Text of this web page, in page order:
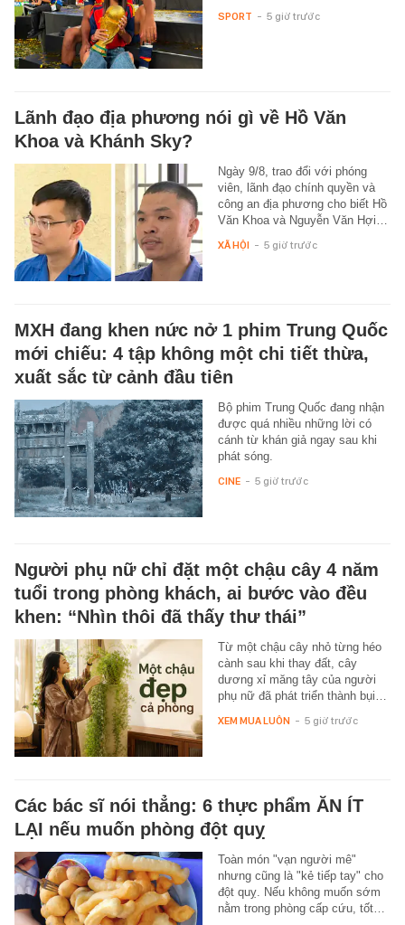
SPORT - 5 giờ trước
Lãnh đạo địa phương nói gì về Hồ Văn
Khoa và Khánh Sky?
Ngày 9/8, trao đổi với phóng
viên, lãnh đạo chính quyền và
công an địa phương cho biết Hồ
Văn Khoa và Nguyễn Văn Hợi…
XÃ HỘI - 5 giờ trước
MXH đang khen nức nở 1 phim Trung Quốc
mới chiếu: 4 tập không một chi tiết thừa,
xuất sắc từ cảnh đầu tiên
Bộ phim Trung Quốc đang nhận
được quá nhiều những lời có
cánh từ khán giả ngay sau khi
phát sóng.
CINE - 5 giờ trước
Người phụ nữ chỉ đặt một chậu cây 4 năm
tuổi trong phòng khách, ai bước vào đều
khen: “Nhìn thôi đã thấy thư thái”
Từ một chậu cây nhỏ từng héo
cành sau khi thay đất, cây
dương xỉ măng tây của người
phụ nữ đã phát triển thành bụi…
XEM MUA LUÔN - 5 giờ trước
Các bác sĩ nói thẳng: 6 thực phẩm ĂN ÍT
LẠI nếu muốn phòng đột quỵ
Toàn món "vạn người mê"
nhưng cũng là "kẻ tiếp tay" cho
đột quỵ. Nếu không muốn sớm
nằm trong phòng cấp cứu, tốt…